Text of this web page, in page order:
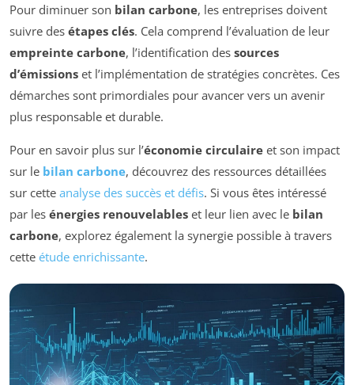
Pour diminuer son bilan carbone, les entreprises doivent
suivre des étapes clés. Cela comprend l’évaluation de leur
empreinte carbone, l’identification des sources
d’émissions et l’implémentation de stratégies concrètes. Ces
démarches sont primordiales pour avancer vers un avenir
plus responsable et durable.
Pour en savoir plus sur l’économie circulaire et son impact
sur le bilan carbone, découvrez des ressources détaillées
sur cette analyse des succès et défis. Si vous êtes intéressé
par les énergies renouvelables et leur lien avec le bilan
carbone, explorez également la synergie possible à travers
cette étude enrichissante.